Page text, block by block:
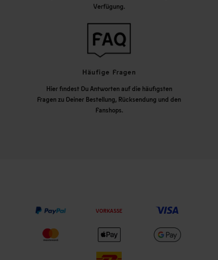
Verfügung.
Häufige Fragen
Hier findest Du Antworten auf die häufigsten
Fragen zu Deiner Bestellung, Rücksendung und den
Fanshops.
VORKASSE